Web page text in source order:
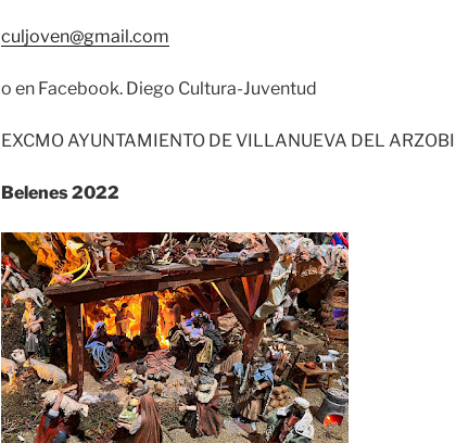
culjoven@gmail.com
o en Facebook. Diego Cultura-Juventud
EXCMO AYUNTAMIENTO DE VILLANUEVA DEL
Belenes 2022